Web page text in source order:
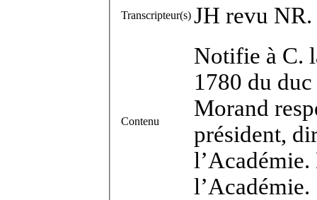
Transcripteur(s) JH revu NR.
Contenu
Notifie à C.
1780 du
Morand
président,
l’Académie.